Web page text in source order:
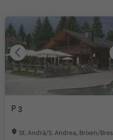
P 3
Location:
St. Andrä/S. Andrea, Brixen/